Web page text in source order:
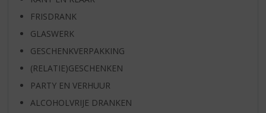
FRISDRANK
GLASWERK
GESCHENKVERPAKKING
(RELATIE)GESCHENKEN
PARTY EN VERHUUR
ALCOHOLVRIJE DRANKEN